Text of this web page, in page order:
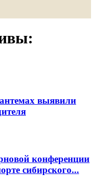
выявили
конференции
сибирского...